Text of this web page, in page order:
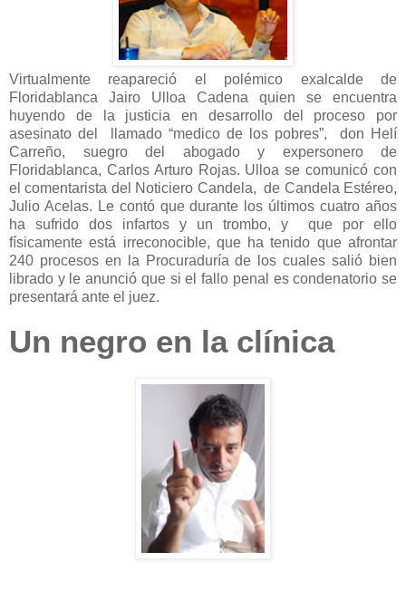
Virtualmente reapareció el polémico exalcalde de
Floridablanca Jairo Ulloa Cadena quien se encuentra
huyendo de la justicia en desarrollo del proceso por
asesinato del llamado “medico de los pobres”, don Helí
Carreño, suegro del abogado y expersonero de
Floridablanca, Carlos Arturo Rojas. Ulloa se comunicó con
el comentarista del Noticiero Candela, de Candela Estéreo,
Julio Acelas. Le contó que durante los últimos cuatro años
ha sufrido dos infartos y un trombo, y que por ello
físicamente está irreconocible, que ha tenido que afrontar
240 procesos en la Procuraduría de los cuales salió bien
librado y le anunció que si el fallo penal es condenatorio se
presentará ante el juez.
Un negro en la clínica